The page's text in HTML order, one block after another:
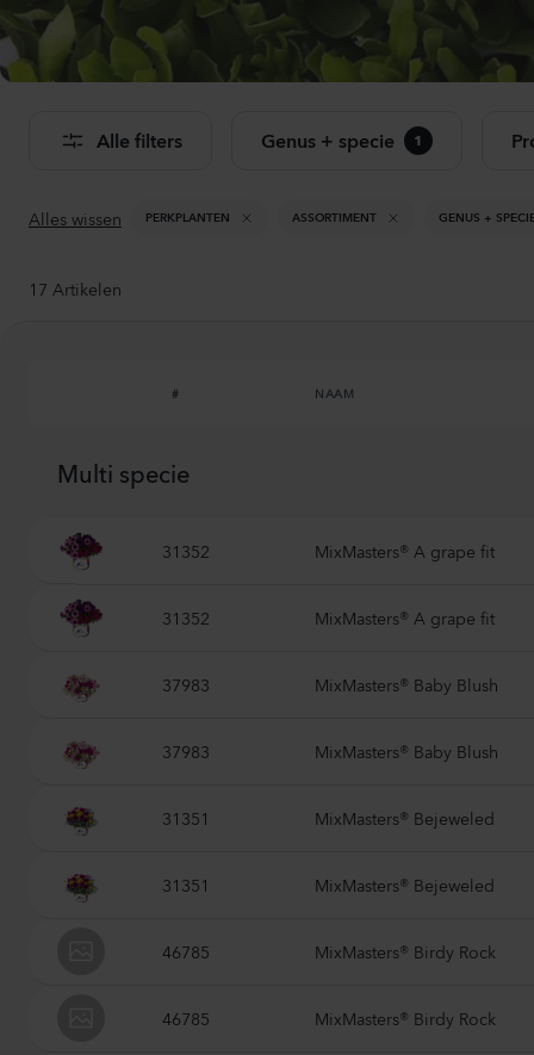
Alle filters Genus + specie 1
Alles wissen PERKPLANTEN ASSORTIMENT GENUS +
17 Artikelen
# NAAM
Multi specie
31352 MixMasters® A grape fit
31352 MixMasters® A grape fit
37983 MixMasters® Baby Blush
37983 MixMasters® Baby Blush
31351 MixMasters® Bejeweled
31351 MixMasters® Bejeweled
46785 MixMasters® Birdy Rock
46785 MixMasters® Birdy Rock